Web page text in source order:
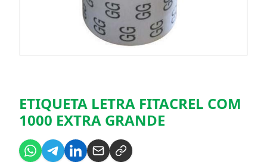
ETIQUETA LETRA FITACREL COM
1000 EXTRA GRANDE